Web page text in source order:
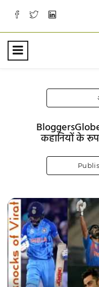
कहानियों के